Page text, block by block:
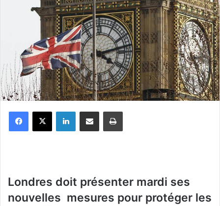
Londres doit présenter mardi ses
nouvelles mesures pour protéger les